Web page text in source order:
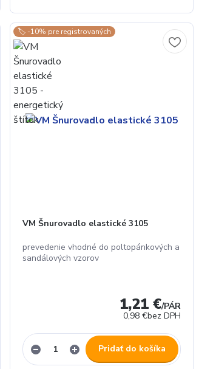
🏷️ -10% pre registrovaných
VM Šnurovadlo elastické 3105
prevedenie vhodné do poltopánkových a
sandálových vzorov
1,21 €/PÁR
0,98 €bez DPH
Pridať do košíka